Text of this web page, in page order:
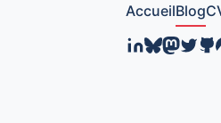
AccueilBlog